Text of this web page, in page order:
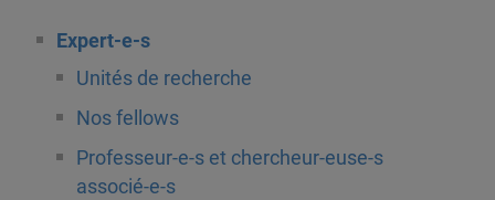
Expert-e-s
Unités de recherche
Nos fellows
Professeur-e-s et chercheur-euse-s
associé-e-s